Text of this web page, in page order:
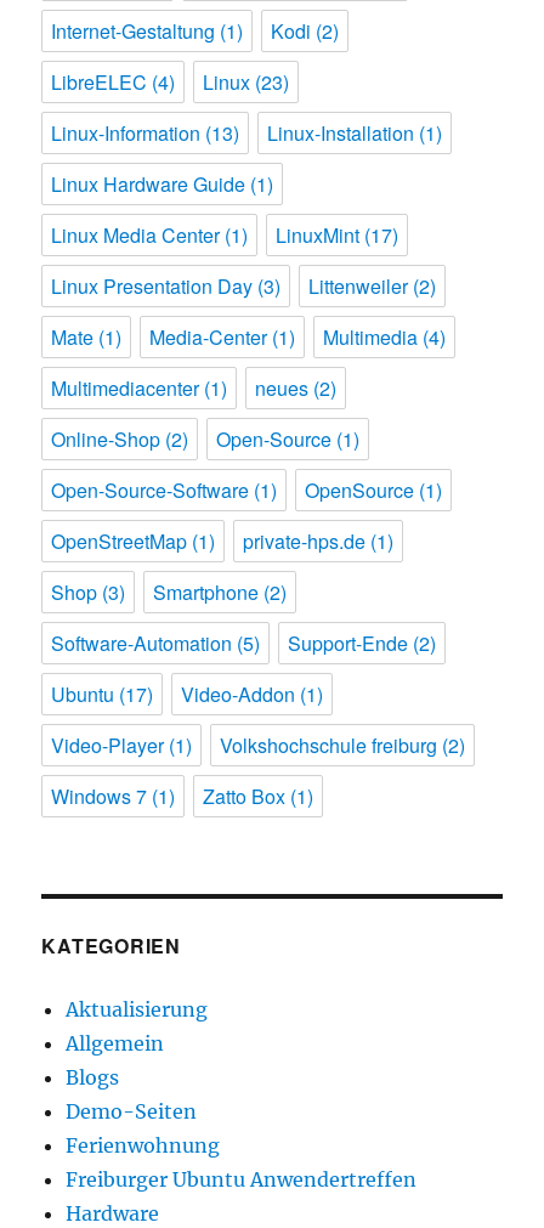
Internet-Gestaltung (1) Kodi (2)
LibreELEC (4) Linux (23)
Linux-Information (13) Linux-Installation (1)
Linux Hardware Guide (1)
Linux Media Center(1) LinuxMint (17)
Linux Presentation Day (3) Littenweiler(2)
Mate (1) Media-Center(1) Multimedia (4)
Multimediacenter(1) neues (2)
Online-Shop (2) Open-Source (1)
Open-Source-Software (1) OpenSource (1)
OpenStreetMap (1) private-hps.de (1)
Shop (3) Smartphone (2)
Software-Automation (5) Support-Ende (2)
Ubuntu (17) Video-Addon (1)
Video-Player(1) Volkshochschule freiburg (2)
Windows 7 (1) Zatto Box (1)
KATEGORIEN
Aktualisierung
Allgemein
Blogs
Demo-Seiten
Ferienwohnung
Freiburger Ubuntu Anwendertreffen
Hardware